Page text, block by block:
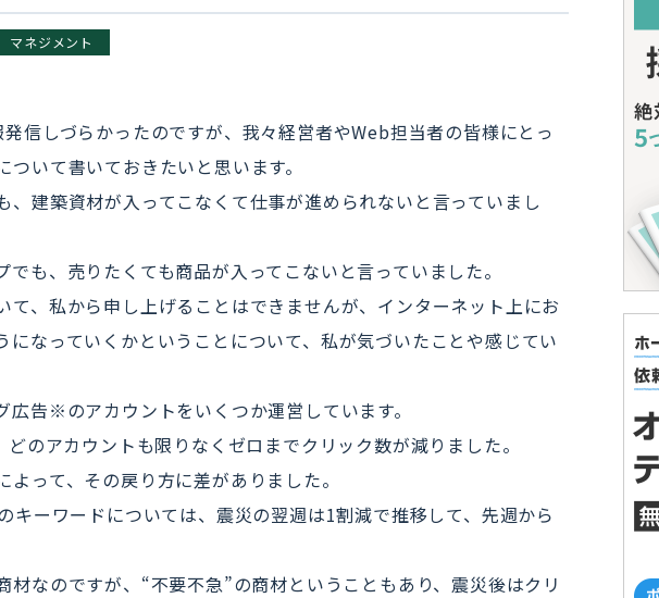
マネジメント
信しづらかったのですが、我々経営者やWeb担当者の皆様にとっ
いて書いておきたいと思います。
建築資材が入ってこなくて仕事が進められないと言っていまし
も、売りたくても商品が入ってこないと言っていました。
て、私から申し上げることはできませんが、インターネット上にお
なっていくかということについて、私が気づいたことや感じてい
告※のアカウントをいくつか運営しています。
のアカウントも限りなくゼロまでクリック数が減りました。
って、その戻り方に差がありました。
キーワードについては、震災の翌週は1割減で推移して、先週から
なのですが、“不要不急”の商材ということもあり、震災後はクリ